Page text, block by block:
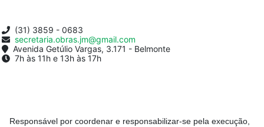
(31) 3859 - 0683
secretaria.obras.jm@gmail.com
Avenida Getúlio Vargas, 3.171 - Belmonte
7h às 11h e 13h às 17h
Responsável por coordenar e responsabilizar-se pela execução,